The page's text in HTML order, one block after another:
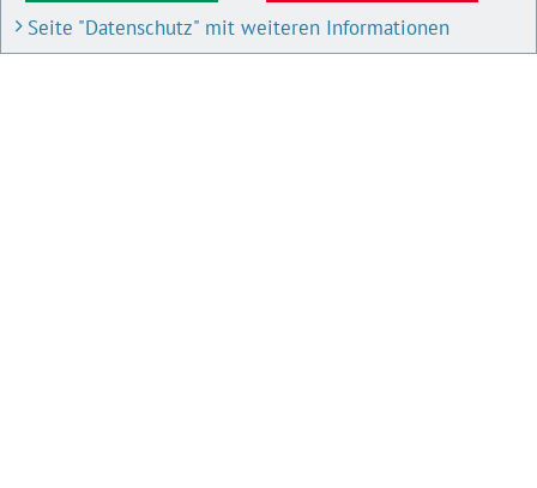
Seite "Datenschutz" mit weiteren Informationen